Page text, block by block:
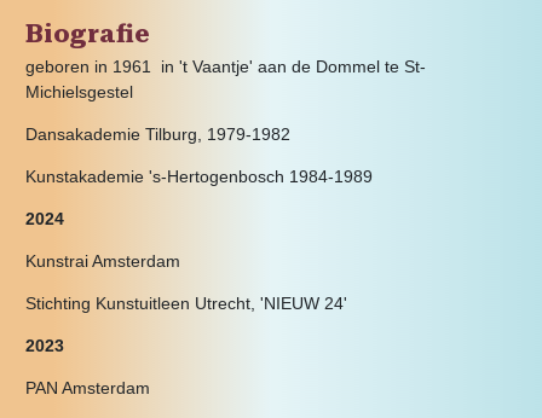
Biografie
geboren in 1961 in 't Vaantje' aan de Dommel te St-
Michielsgestel
Dansakademie Tilburg, 1979-1982
Kunstakademie 's-Hertogenbosch 1984-1989
2024
Kunstrai Amsterdam
Stichting Kunstuitleen Utrecht, 'NIEUW 24'
2023
PAN Amsterdam